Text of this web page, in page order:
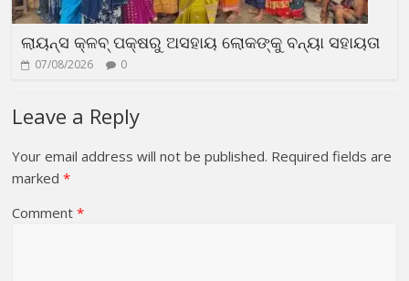
ଲାୟନ୍ସ କ୍ଳବ୍ ପକ୍ଷରୁ ଅସହାୟ ଲୋକଙ୍କୁ ବନ୍ୟା ସହାୟତା
07/08/2026 0
Leave a Reply
Your email address will not be published. Required fields are
marked*
Comment*